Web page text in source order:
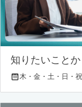
知りたいこと